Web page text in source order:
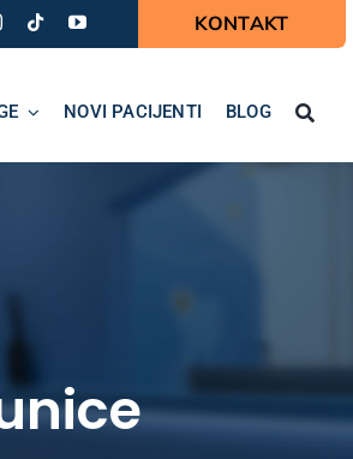
KONTAKT
NOVI PACIJENTI BLOG